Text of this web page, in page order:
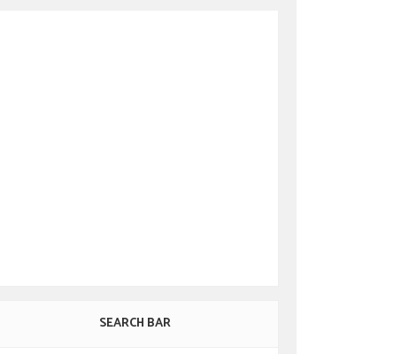
SEARCH BAR